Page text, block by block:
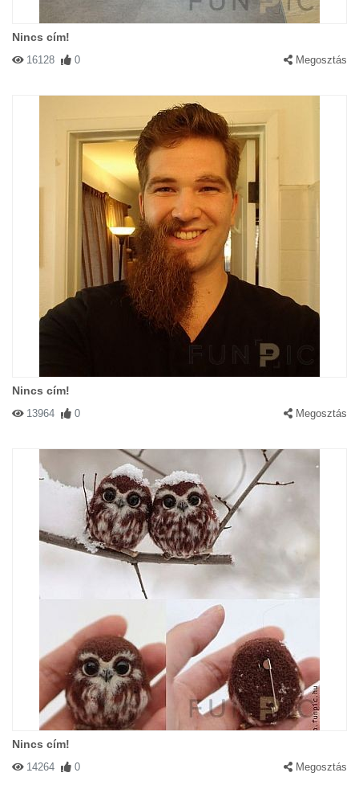
Nincs cím!
16128 0 Megosztás
Nincs cím!
13964 0 Megosztás
Nincs cím!
14264 0 Megosztás